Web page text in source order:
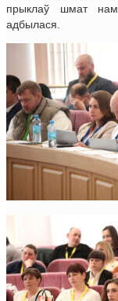
прыклаў шмат
адбылася.